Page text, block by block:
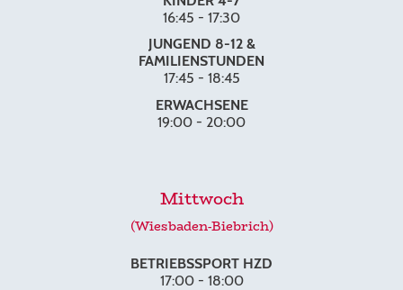
16:45 - 17:30
JUNGEND 8-12 &
FAMILIENSTUNDEN
17:45 - 18:45
ERWACHSENE
19:00 - 20:00
Mittwoch
(Wiesbaden-Biebrich)
BETRIEBSSPORT HZD
17:00 - 18:00